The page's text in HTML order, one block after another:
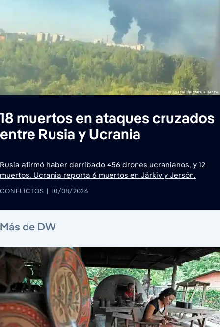
18 muertos en ataques cruzados
entre Rusia y Ucrania
Rusia afirmó haber derribado 456 drones ucranianos, y 12
muertos. Ucrania reporta 6 muertos en Járkiv y Jersón.
CONFLICTOS 10/08/2026
Más de DW
9 de agosto de 2026
9 de agosto de 2026
9 de agosto de 2026 8 de agosto de 2026
8 de agosto de 2026 8 de agosto de 2026